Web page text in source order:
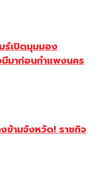
ร์เปิดมุมมอง
มีมาก่อนกำแพงนคร
ข้ามจังหวัด! ราชกิจ